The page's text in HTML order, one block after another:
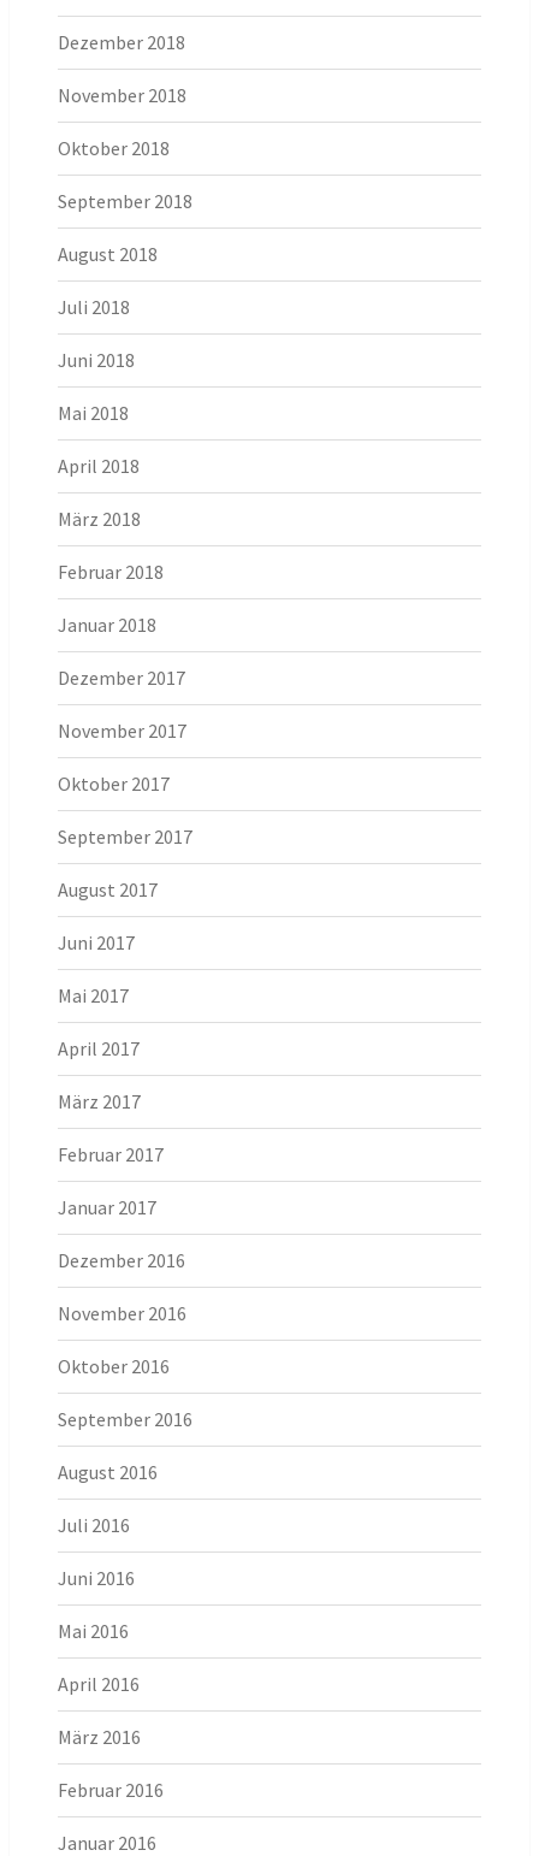
Dezember 2018
November 2018
Oktober 2018
September 2018
August 2018
Juli 2018
Juni 2018
Mai 2018
April 2018
März 2018
Februar 2018
Januar 2018
Dezember 2017
November 2017
Oktober 2017
September 2017
August 2017
Juni 2017
Mai 2017
April 2017
März 2017
Februar 2017
Januar 2017
Dezember 2016
November 2016
Oktober 2016
September 2016
August 2016
Juli 2016
Juni 2016
Mai 2016
April 2016
März 2016
Februar 2016
Januar 2016